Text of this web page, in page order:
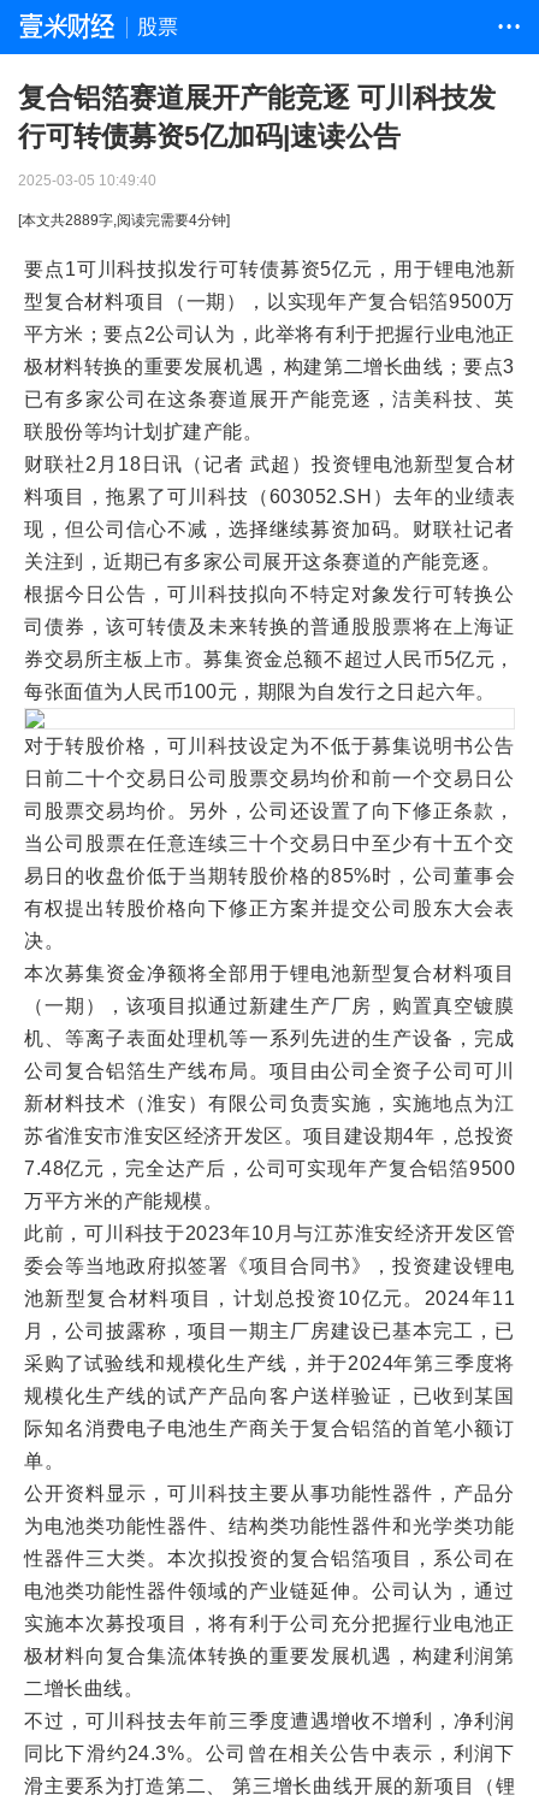
股票 • • •
复合铝箔赛道展开产能竞逐 可川科技发
行可转债募资5亿加码|速读公告
2025-03-05 10:49:40
[本文共2889字,阅读完需要4分钟]
要点1可川科技拟发行可转债募资5亿元，用于锂电池新
型复合材料项目（一期），以实现年产复合铝箔9500万
平方米；要点2公司认为，此举将有利于把握行业电池正
极材料转换的重要发展机遇，构建第二增长曲线；要点3
已有多家公司在这条赛道展开产能竞逐，洁美科技、英
联股份等均计划扩建产能。
财联社2月18日讯（记者 武超）投资锂电池新型复合材
料项目，拖累了可川科技（603052.SH）去年的业绩表
现，但公司信心不减，选择继续募资加码。财联社记者
关注到，近期已有多家公司展开这条赛道的产能竞逐。
根据今日公告，可川科技拟向不特定对象发行可转换公
司债券，该可转债及未来转换的普通股股票将在上海证
券交易所主板上市。募集资金总额不超过人民币5亿元，
每张面值为人民币100元，期限为自发行之日起六年。
对于转股价格，可川科技设定为不低于募集说明书公告
日前二十个交易日公司股票交易均价和前一个交易日公
司股票交易均价。另外，公司还设置了向下修正条款，
当公司股票在任意连续三十个交易日中至少有十五个交
易日的收盘价低于当期转股价格的85%时，公司董事会
有权提出转股价格向下修正方案并提交公司股东大会表
决。
本次募集资金净额将全部用于锂电池新型复合材料项目
（一期），该项目拟通过新建生产厂房，购置真空镀膜
机、等离子表面处理机等一系列先进的生产设备，完成
公司复合铝箔生产线布局。项目由公司全资子公司可川
新材料技术（淮安）有限公司负责实施，实施地点为江
苏省淮安市淮安区经济开发区。项目建设期4年，总投资
7.48亿元，完全达产后，公司可实现年产复合铝箔9500
万平方米的产能规模。
此前，可川科技于2023年10月与江苏淮安经济开发区管
委会等当地政府拟签署《项目合同书》，投资建设锂电
池新型复合材料项目，计划总投资10亿元。2024年11
月，公司披露称，项目一期主厂房建设已基本完工，已
采购了试验线和规模化生产线，并于2024年第三季度将
规模化生产线的试产产品向客户送样验证，已收到某国
际知名消费电子电池生产商关于复合铝箔的首笔小额订
单。
公开资料显示，可川科技主要从事功能性器件，产品分
为电池类功能性器件、结构类功能性器件和光学类功能
性器件三大类。本次拟投资的复合铝箔项目，系公司在
电池类功能性器件领域的产业链延伸。公司认为，通过
实施本次募投项目，将有利于公司充分把握行业电池正
极材料向复合集流体转换的重要发展机遇，构建利润第
二增长曲线。
不过，可川科技去年前三季度遭遇增收不增利，净利润
同比下滑约24.3%。公司曾在相关公告中表示，利润下
滑主要系为打造第二、 第三增长曲线开展的新项目（锂